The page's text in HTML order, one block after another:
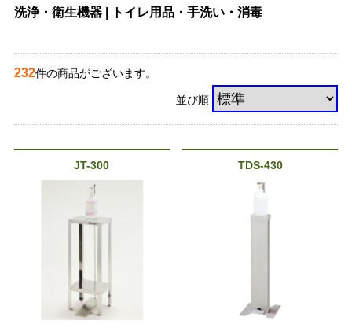
洗浄・衛生機器 | トイレ用品・手洗い・消毒
232件の商品がございます。
並び順
JT-300 TDS-430